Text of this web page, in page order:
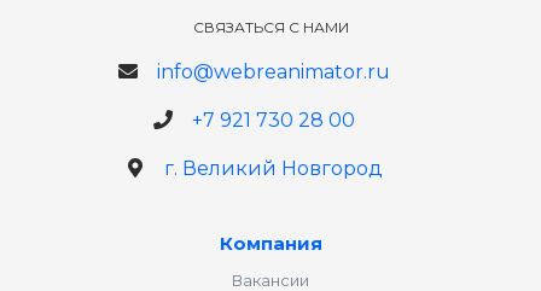
СВЯЗАТЬСЯ С НАМИ
info@webreanimator.ru
+7 921 730 28 00
г. Великий Новгород
Компания
Вакансии